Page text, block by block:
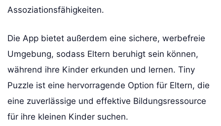
Assoziationsfähigkeiten.
Die App bietet außerdem eine sichere, werbefreie
Umgebung, sodass Eltern beruhigt sein können,
während ihre Kinder erkunden und lernen. Tiny
Puzzle ist eine hervorragende Option für Eltern, die
eine zuverlässige und effektive Bildungsressource
für ihre kleinen Kinder suchen.